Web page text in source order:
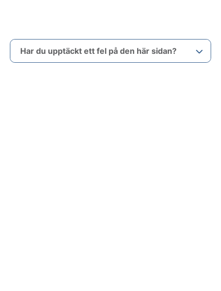
Har du upptäckt ett fel på den här sidan?